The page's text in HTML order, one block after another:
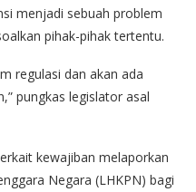
menjadi sebuah problem
pihak-pihak tertentu.
regulasi dan akan ada
pungkas legislator asal
kewajiban melaporkan
Negara (LHKPN) bagi